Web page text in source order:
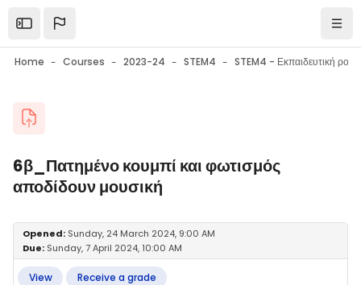
Open the sidebar
Home Courses 2023-24 STEM4
Blocks
6β_Πατημένο κουμπί και φωτισμός
αποδίδουν μουσική
Blocks
Completion requirements
Opened: Sunday, 24 March 2024, 9:00 AM
Due: Sunday, 7 April 2024, 10:00 AM
View Receive a grade